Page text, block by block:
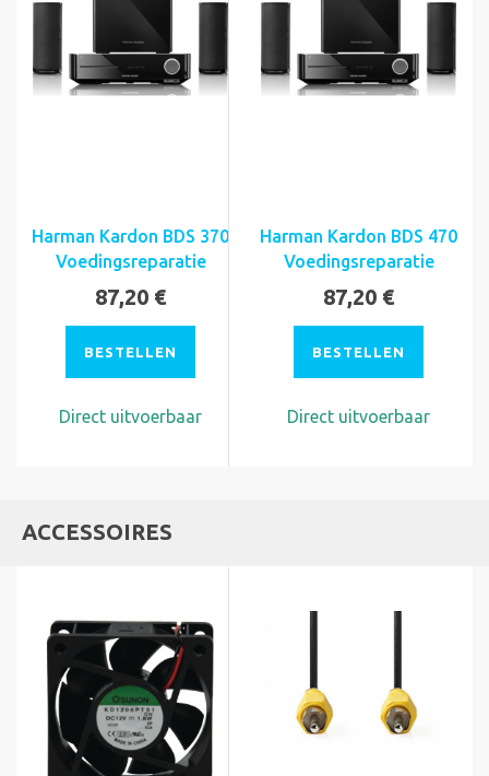
Harman Kardon BDS 370
Voedingsreparatie
87,20 €
BESTELLEN
Direct uitvoerbaar
Harman Kardon BDS 470
Voedingsreparatie
87,20 €
BESTELLEN
Direct uitvoerbaar
ACCESSOIRES